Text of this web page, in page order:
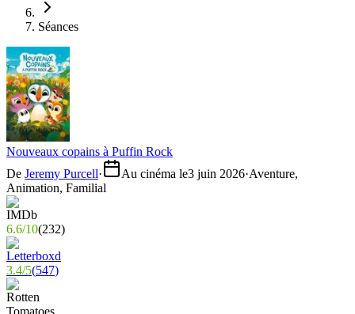
Séances
Nouveaux copains à Puffin Rock
De Jeremy Purcell· Au cinéma le3 juin 2026·Aventure,
Animation, Familial
6.6/10(232)
3.4/5(547)